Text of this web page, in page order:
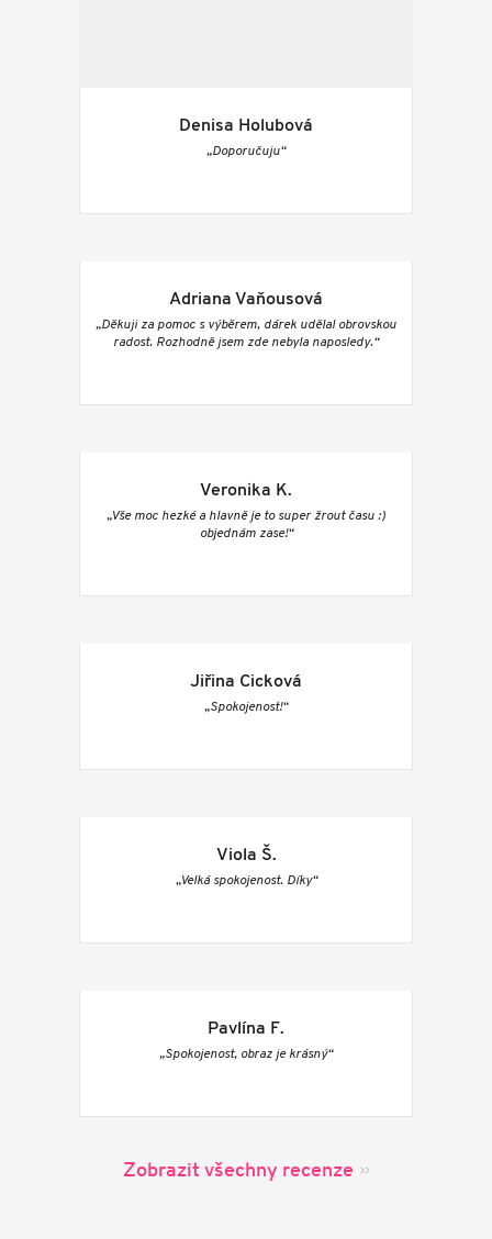
Denisa Holubová
„Doporučuju“
Adriana Vaňousová
„Děkuji za pomoc s výběrem, dárek udělal obrovskou
radost. Rozhodně jsem zde nebyla naposledy.“
Veronika K.
„Vše moc hezké a hlavně je to super žrout času :)
objednám zase!“
Jiřina Cicková
„Spokojenost!“
Viola Š.
„Velká spokojenost. Díky“
Pavlína F.
„Spokojenost, obraz je krásný“
Zobrazit všechny recenze